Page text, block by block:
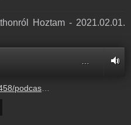
Hoztam - 2021.02.01.
18%2F198174021-44100-2-b0002c4e6e3fb.m4a